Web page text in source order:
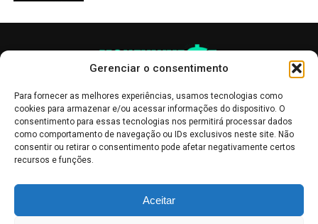
Gerenciar o consentimento
Para fornecer as melhores experiências, usamos tecnologias como
cookies para armazenar e/ou acessar informações do dispositivo. O
consentimento para essas tecnologias nos permitirá processar dados
como comportamento de navegação ou IDs exclusivos neste site. Não
consentir ou retirar o consentimento pode afetar negativamente certos
recursos e funções.
Aceitar
informativo, servindo como boletins de divulgação, e não devem ser
interpretadas como recomendações de investimento.Leia mais